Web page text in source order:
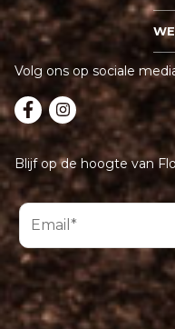
Volg ons op sociale
Blijf op de hoogte van